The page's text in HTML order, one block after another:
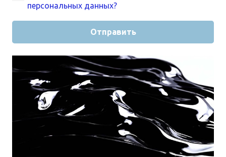
персональных данных?
Отправить